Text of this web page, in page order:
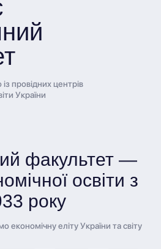
провідних центрів
України
факультет —
освіти з
року
економічну еліту України та світу